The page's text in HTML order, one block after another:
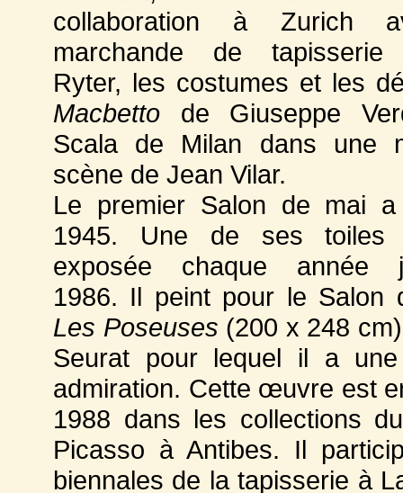
collaboration à Zurich
marchande de tapisserie
Ryter, les costumes et les
Macbetto de Giuseppe
Scala de Milan dans une
scène de Jean Vilar.
Le premier Salon de mai
1945. Une de ses
exposée chaque année
1986. Il peint pour le Salon
Les Poseuses (200 x 248
Seurat pour lequel il a
admiration. Cette œuvre est
1988 dans les collections
Picasso à Antibes. Il
biennales de la tapisserie à